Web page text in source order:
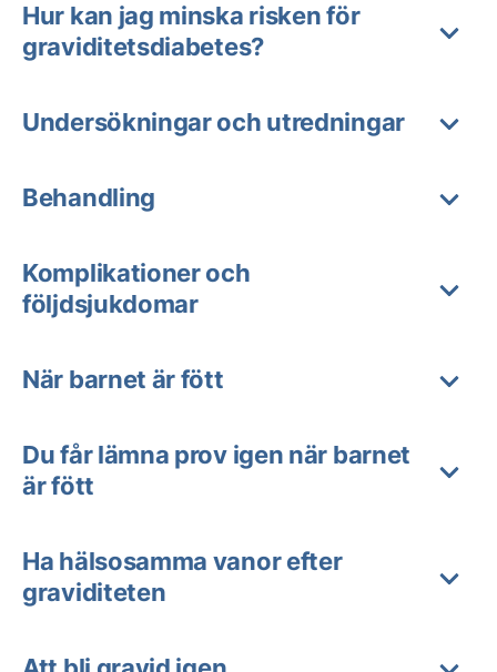
Hur kan jag minska risken för
graviditetsdiabetes?
Undersökningar och utredningar
Behandling
Komplikationer och
följdsjukdomar
När barnet är fött
Du får lämna prov igen när barnet
är fött
Ha hälsosamma vanor efter
graviditeten